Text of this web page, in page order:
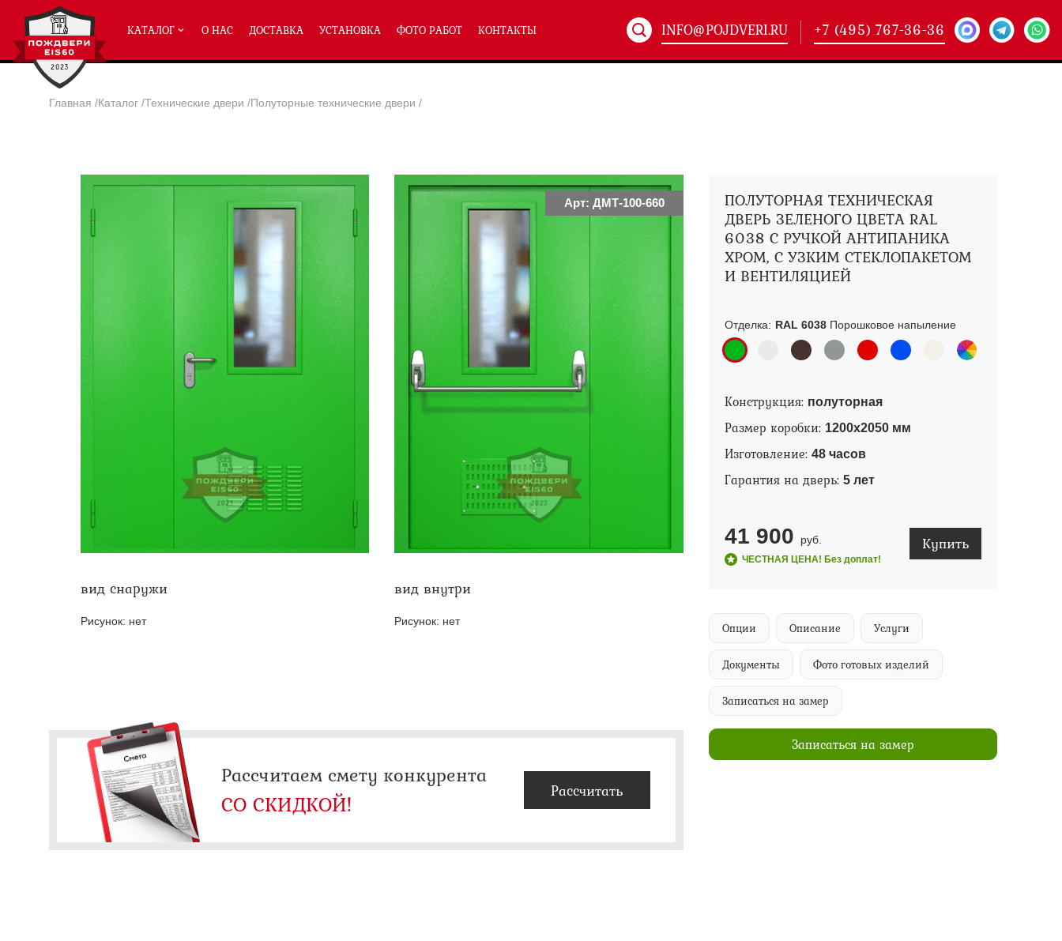
КАТАЛОГ
Полуторные двери ei-60(204)
Двупольные двери ei-60
Глухие двери ei-60
Остекленные двери ei-60
Светопозрачные двери с максимальным остеклением eiw-60
Двери с отделкой МДФ ei-60
Двери антипаника ei-60
Дымогазонепрницаемые двери eis-60
Двери ei-60 с отбойником
Двери ei-60 для медицинских учреждений
Двери ei-60 для производственных помещений
Противопожарные двери со стыковочным узлом
Полуторные технические двери
Двупольные технические двери(178)
О НАС ДОСТАВКА УСТАНОВКА ФОТО РАБОТ КОНТАКТЫ INFO@POJDVERI.RU +7 (495) 767-36-36
Главная /Каталог /Технические двери /Полуторные технические двери /
Арт: ДМТ-100-660
вид снаружи
Рисунок: нет
вид внутри
Рисунок: нет
ПОЛУТОРНАЯ ТЕХНИЧЕСКАЯ
ДВЕРЬ ЗЕЛЕНОГО ЦВЕТА RAL
6038 С РУЧКОЙ АНТИПАНИКА
ХРОМ, С УЗКИМ СТЕКЛОПАКЕТОМ
И ВЕНТИЛЯЦИЕЙ
Отделка: RAL 6038Порошковое напыление
Конструкция: полуторная
Размер коробки: 1200х2050 мм
Изготовление: 48 часов
Гарантия на дверь: 5 лет
41 900 руб.
ЧЕСТНАЯ ЦЕНА! Без доплат!
Купить
Опции Описание Услуги
Документы Фото готовых изделий
Записаться на замер
Записаться на замер
Рассчитаем смету конкурента
СО СКИДКОЙ! Рассчитать